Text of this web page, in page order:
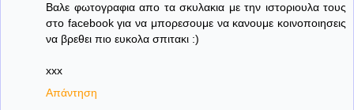
Βαλε φωτογραφια απο τα σκυλακια με την ιστοριουλα τους
στο facebook για να μπορεσουμε να κανουμε κοινοποιησεις
να βρεθει πιο ευκολα σπιτακι :)
xxx
Απάντηση